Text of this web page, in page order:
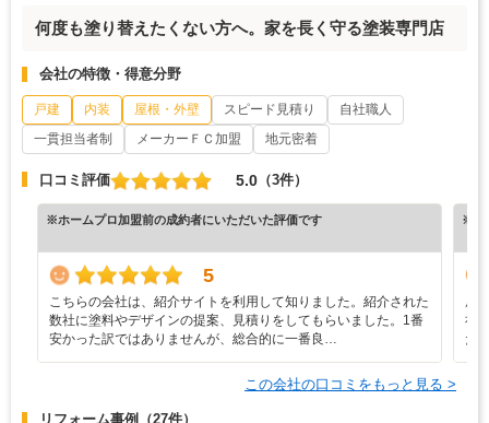
何度も塗り替えたくない方へ。家を長く守る塗装専門店
会社の特徴・得意分野
戸建 内装 屋根・外壁 スピード見積り
自社職人
一貫担当者制
メーカーＦＣ加盟 地元密着
口コミ評価 5.0 （3件）
※ホームプロ加盟前の成約者にいただいた評価です
5
こちらの会社は、紹介サイトを利用して知りました。紹介された
数社に塗料やデザインの提案、見積りをしてもらいました。1番
安かった訳ではありませんが、総合的に一番良…
※ホ
屋
社
た
この会社の口コミをもっと見る >
リフォーム事例 （27件）